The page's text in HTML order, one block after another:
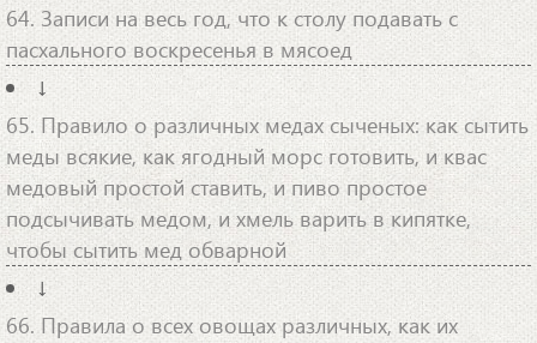
64. Записи на весь год, что к столу подавать с
пасхального воскресенья в мясоед
↓
65. Правило о различных медах сыченых: как сытить
меды всякие, как ягодный морс готовить, и квас
медовый простой ставить, и пиво простое
подсычивать медом, и хмель варить в кипятке,
чтобы сытить мед обварной
↓
66. Правила о всех овощах различных, как их